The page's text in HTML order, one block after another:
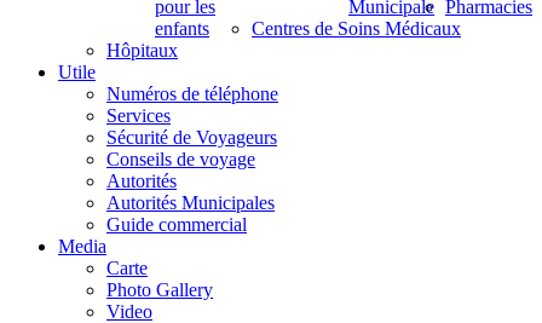
pour les
enfants
Municipale Pharmacies
Centres de Soins Médicaux
Hôpitaux
Utile
Numéros de téléphone
Services
Sécurité de Voyageurs
Conseils de voyage
Autorités
Autorités Municipales
Guide commercial
Media
Carte
Photo Gallery
Video